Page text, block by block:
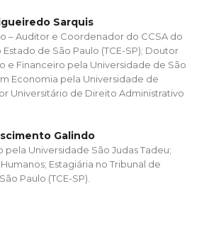
Sarquis
– Auditor e Coordenador do CCSA do
de São Paulo (TCE-SP); Doutor
e Financeiro pela Universidade de São
Economia pela Universidade de
Universitário de Direito Administrativo
Galindo
pela Universidade São Judas Tadeu;
Estagiária no Tribunal de
Paulo (TCE-SP).